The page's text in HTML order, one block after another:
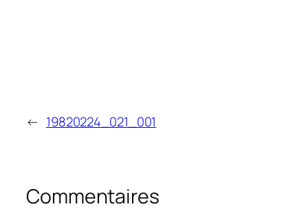
← 19820224_021_001
Commentaires